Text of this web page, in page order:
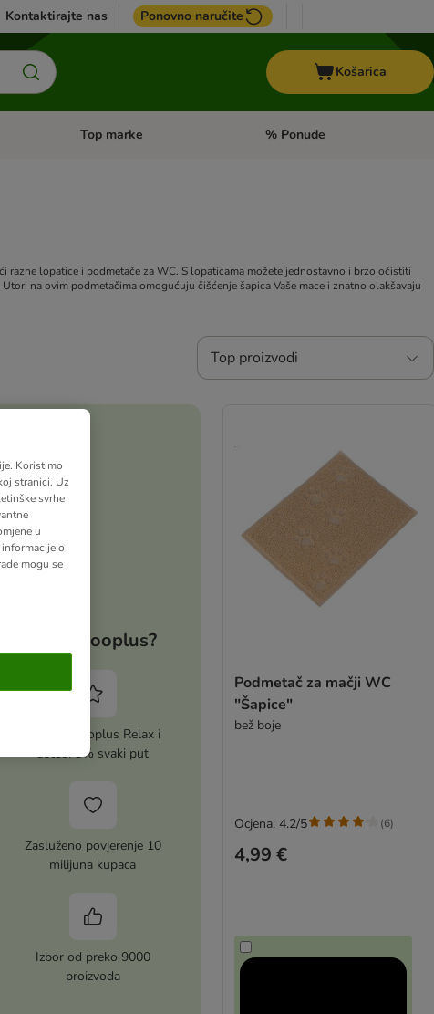
Kontaktirajte nas Ponovno naručite
Košarica
Pregled kategorija: + VET hrana
Top marke Pregled kategorija: Top marke
% Ponude
lopatice i podmetače za WC. S lopaticama možete jednostavno i brzo očistiti
na ovim podmetačima omogućuju čišćenje šapica Vaše mace i znatno olakšavaju
Top proizvodi
Zašto zooplus?
Aktiviraj zooplus Relax i
uštedi 5% svaki put
Zasluženo povjerenje 10
milijuna kupaca
Izbor od preko 9000
proizvoda
Podmetač za mačji WC
"Šapice"
bež boje
4,99 €
Ocjena: 4.2/5 (6)
Koristimo
stranici. Uz
svrhe
u
o
mogu se